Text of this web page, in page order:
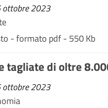
ottobre 2023
- formato pdf - 550 Kb
tagliate di oltre
ottobre 2023